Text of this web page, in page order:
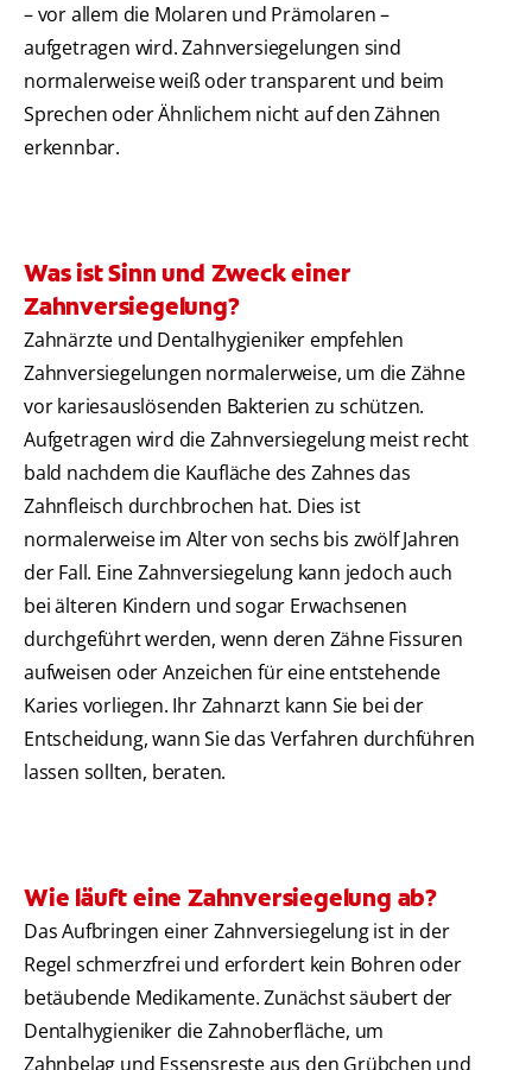
– vor allem die Molaren und Prämolaren –
aufgetragen wird. Zahnversiegelungen sind
normalerweise weiß oder transparent und beim
Sprechen oder Ähnlichem nicht auf den Zähnen
erkennbar.
Was ist Sinn und Zweck einer
Zahnversiegelung?
Zahnärzte und Dentalhygieniker empfehlen
Zahnversiegelungen normalerweise, um die Zähne
vor kariesauslösenden Bakterien zu schützen.
Aufgetragen wird die Zahnversiegelung meist recht
bald nachdem die Kaufläche des Zahnes das
Zahnfleisch durchbrochen hat. Dies ist
normalerweise im Alter von sechs bis zwölf Jahren
der Fall. Eine Zahnversiegelung kann jedoch auch
bei älteren Kindern und sogar Erwachsenen
durchgeführt werden, wenn deren Zähne Fissuren
aufweisen oder Anzeichen für eine entstehende
Karies vorliegen. Ihr Zahnarzt kann Sie bei der
Entscheidung, wann Sie das Verfahren durchführen
lassen sollten, beraten.
Wie läuft eine Zahnversiegelung ab?
Das Aufbringen einer Zahnversiegelung ist in der
Regel schmerzfrei und erfordert kein Bohren oder
betäubende Medikamente. Zunächst säubert der
Dentalhygieniker die Zahnoberfläche, um
Zahnbelag und Essensreste aus den Grübchen und